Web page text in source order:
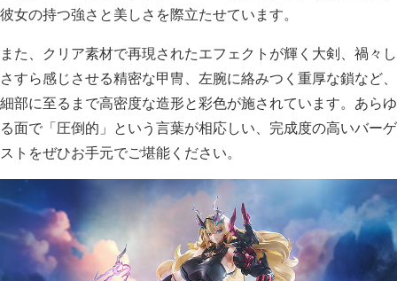
彼女の持つ強さと美しさを際立たせています。
また、クリア素材で再現されたエフェクトが輝く大剣、禍々し
さすら感じさせる精密な甲冑、左腕に絡みつく重厚な鎖など、
細部に至るまで高密度な造形と彩色が施されています。あらゆ
る面で「圧倒的」という言葉が相応しい、完成度の高いバーゲ
ストをぜひお手元でご堪能ください。